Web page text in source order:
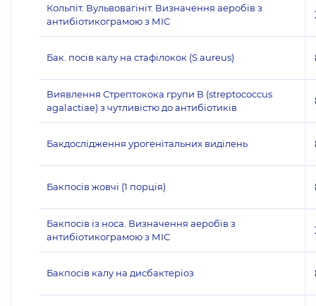
Кольпіт. Вульвовагініт. Визначення аеробів з
антибіотикограмою з МІС
Бак. посів калу на стафілокок (S.aureus)
Виявлення Стрептокока групи В (streptococcus
agalactiae) з чутливістю до антибіотиків
Бакдослідження урогенітальних виділень
Бакпосів жовчі (1 порція)
Бакпосів із носа. Визначення аеробів з
антибіотикограмою з МІС
Бакпосів калу на дисбактеріоз